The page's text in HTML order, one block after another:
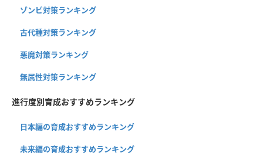
ゾンビ対策ランキング
古代種対策ランキング
悪魔対策ランキング
無属性対策ランキング
進行度別育成おすすめランキング
日本編の育成おすすめランキング
未来編の育成おすすめランキング